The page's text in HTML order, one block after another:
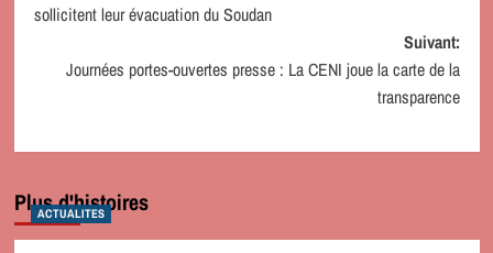
sollicitent leur évacuation du Soudan
Suivant:
Journées portes-ouvertes presse : La CENI joue la carte de la
transparence
Plus d'histoires
ACTUALITES